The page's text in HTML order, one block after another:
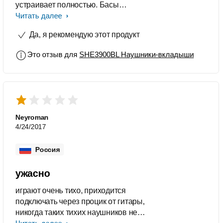
устраивает полностью. Басы
действительно насыщенные.
не выпадают. На корпусе логотип
левого и правого наушника. В
весь!
Читать далее
Да, я рекомендую этот продукт
Это отзыв для SHE3900BL Наушники-вкладыши
Neyroman
4/24/2017
Россия
ужасно
играют очень тихо, приходится
подключать через процик от гитары,
никогда таких тихих наушников не